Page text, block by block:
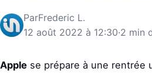
ParFrederic L.
12 août 2022 à 12:30·2 min
Apple se prépare à une rentrée